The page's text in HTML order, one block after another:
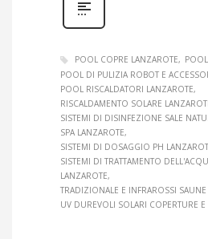
POOL COPRE LANZAROTE
POOL DI PULIZIA ROBOT E
POOL RISCALDATORI LANZAROTE
RISCALDAMENTO SOLARE
SISTEMI DI DISINFEZIONE SALE
SPA LANZAROTE
SISTEMI DI DOSAGGIO PH
SISTEMI DI TRATTAMENTO
LANZAROTE
TRADIZIONALE E INFRAROSSI
UV DUREVOLI SOLARI COPERTURE